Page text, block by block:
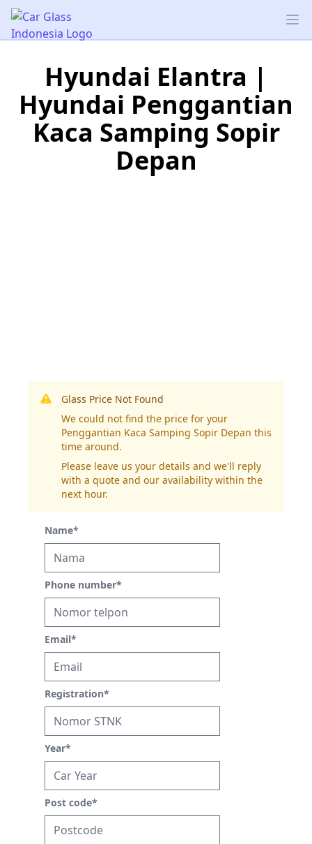
Car Glass Indonesia
Hyundai Elantra |
Hyundai Penggantian
Kaca Samping Sopir
Depan
Glass Price Not Found
We could not find the price for your
Penggantian Kaca Samping Sopir Depan this
time around.
Please leave us your details and we'll reply
with a quote and our availability within the
next hour.
Name*
Phone number*
Email*
Registration*
Year*
Post code*